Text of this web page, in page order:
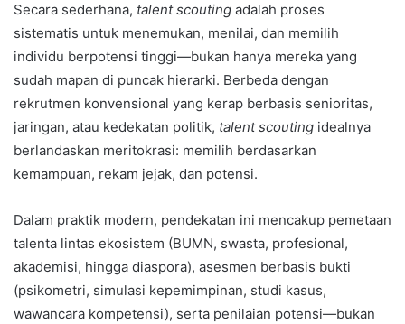
Secara sederhana, talent scouting adalah proses
sistematis untuk menemukan, menilai, dan memilih
individu berpotensi tinggi—bukan hanya mereka yang
sudah mapan di puncak hierarki. Berbeda dengan
rekrutmen konvensional yang kerap berbasis senioritas,
jaringan, atau kedekatan politik, talent scouting idealnya
berlandaskan meritokrasi: memilih berdasarkan
kemampuan, rekam jejak, dan potensi.
Dalam praktik modern, pendekatan ini mencakup pemetaan
talenta lintas ekosistem (BUMN, swasta, profesional,
akademisi, hingga diaspora), asesmen berbasis bukti
(psikometri, simulasi kepemimpinan, studi kasus,
wawancara kompetensi), serta penilaian potensi—bukan